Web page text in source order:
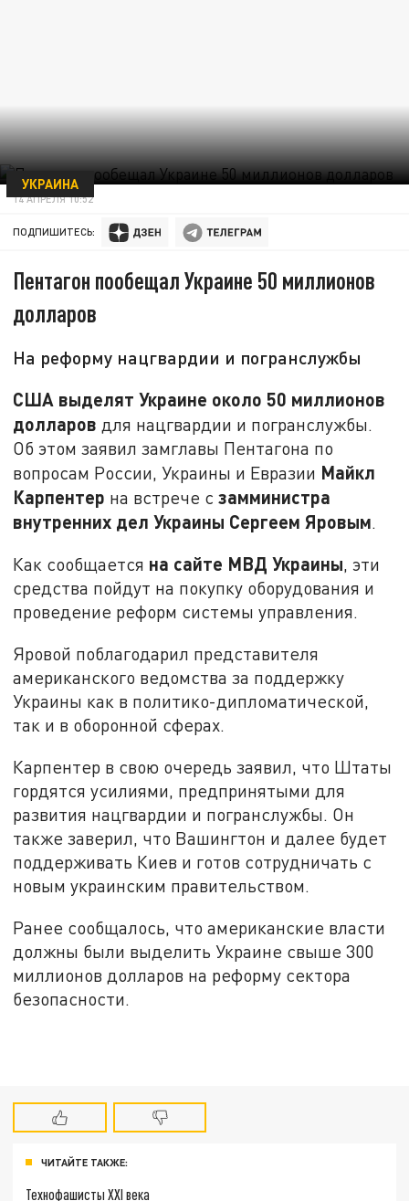
УКРАИНА
14 АПРЕЛЯ 10:52
ПОДПИШИТЕСЬ:
Пентагон пообещал Украине 50 миллионов
долларов
На реформу нацгвардии и погранслужбы
США выделят Украине около 50 миллионов
долларов для нацгвардии и погранслужбы.
Об этом заявил замглавы Пентагона по
вопросам России, Украины и Евразии Майкл
Карпентер на встрече сзамминистра
внутренних дел Украины Сергеем Яровым.
Как сообщается на сайте МВД Украины, эти
средства пойдут на покупку оборудования и
проведение реформ системы управления.
Яровой поблагодарил представителя
американского ведомства за поддержку
Украины как в политико-дипломатической,
так и в оборонной сферах.
Карпентер в свою очередь заявил, что Штаты
гордятся усилиями, предпринятыми для
развития нацгвардии и погранслужбы. Он
также заверил, что Вашингтон и далее будет
поддерживать Киев и готов сотрудничать с
новым украинским правительством.
Ранее сообщалось, что американские власти
должны были выделить Украине свыше 300
миллионов долларов на реформу сектора
безопасности.
ЧИТАЙТЕ ТАКЖЕ:
Технофашисты XXI века